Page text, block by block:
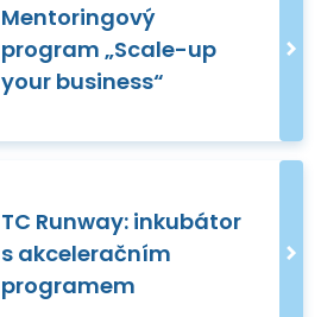
Mentoringový
program „Scale-up
your business“
TC Runway: inkubátor
s akceleračním
programem